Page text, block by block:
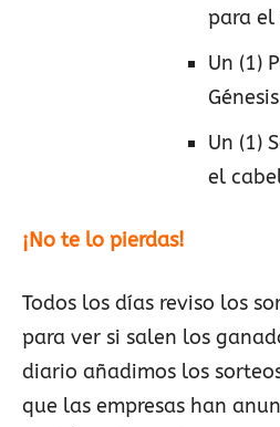
para el
Un (1)
Un (1)
el
¡No te lo pierdas!
Todos los días reviso los
para ver si salen los
diario añadimos los
que las empresas han